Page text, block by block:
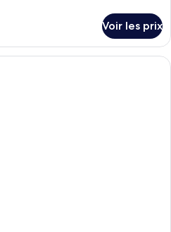
Voir les prix